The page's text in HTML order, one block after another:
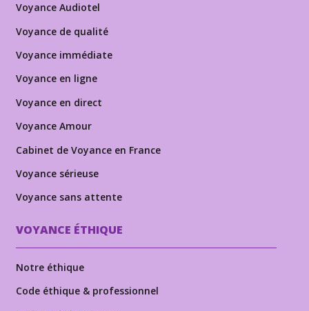
Voyance Audiotel
Voyance de qualité
Voyance immédiate
Voyance en ligne
Voyance en direct
Voyance Amour
Cabinet de Voyance en France
Voyance sérieuse
Voyance sans attente
VOYANCE ÉTHIQUE
Notre éthique
Code éthique & professionnel